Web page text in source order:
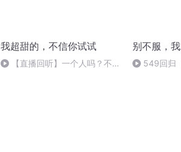
我超甜的，不信你试试
【直播回听】一个人吗？不，
别不服，
549回归